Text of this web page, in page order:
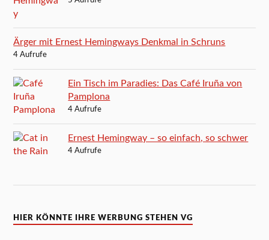
Ärger mit Ernest Hemingways Denkmal in Schruns
4 Aufrufe
Ein Tisch im Paradies: Das Café Iruña von
Pamplona
4 Aufrufe
Ernest Hemingway – so einfach, so schwer
4 Aufrufe
HIER KÖNNTE IHRE WERBUNG STEHEN VG